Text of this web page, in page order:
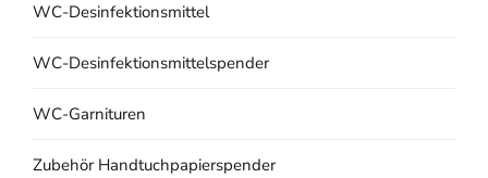
WC-Desinfektionsmittel
WC-Desinfektionsmittelspender
WC-Garnituren
Zubehör Handtuchpapierspender